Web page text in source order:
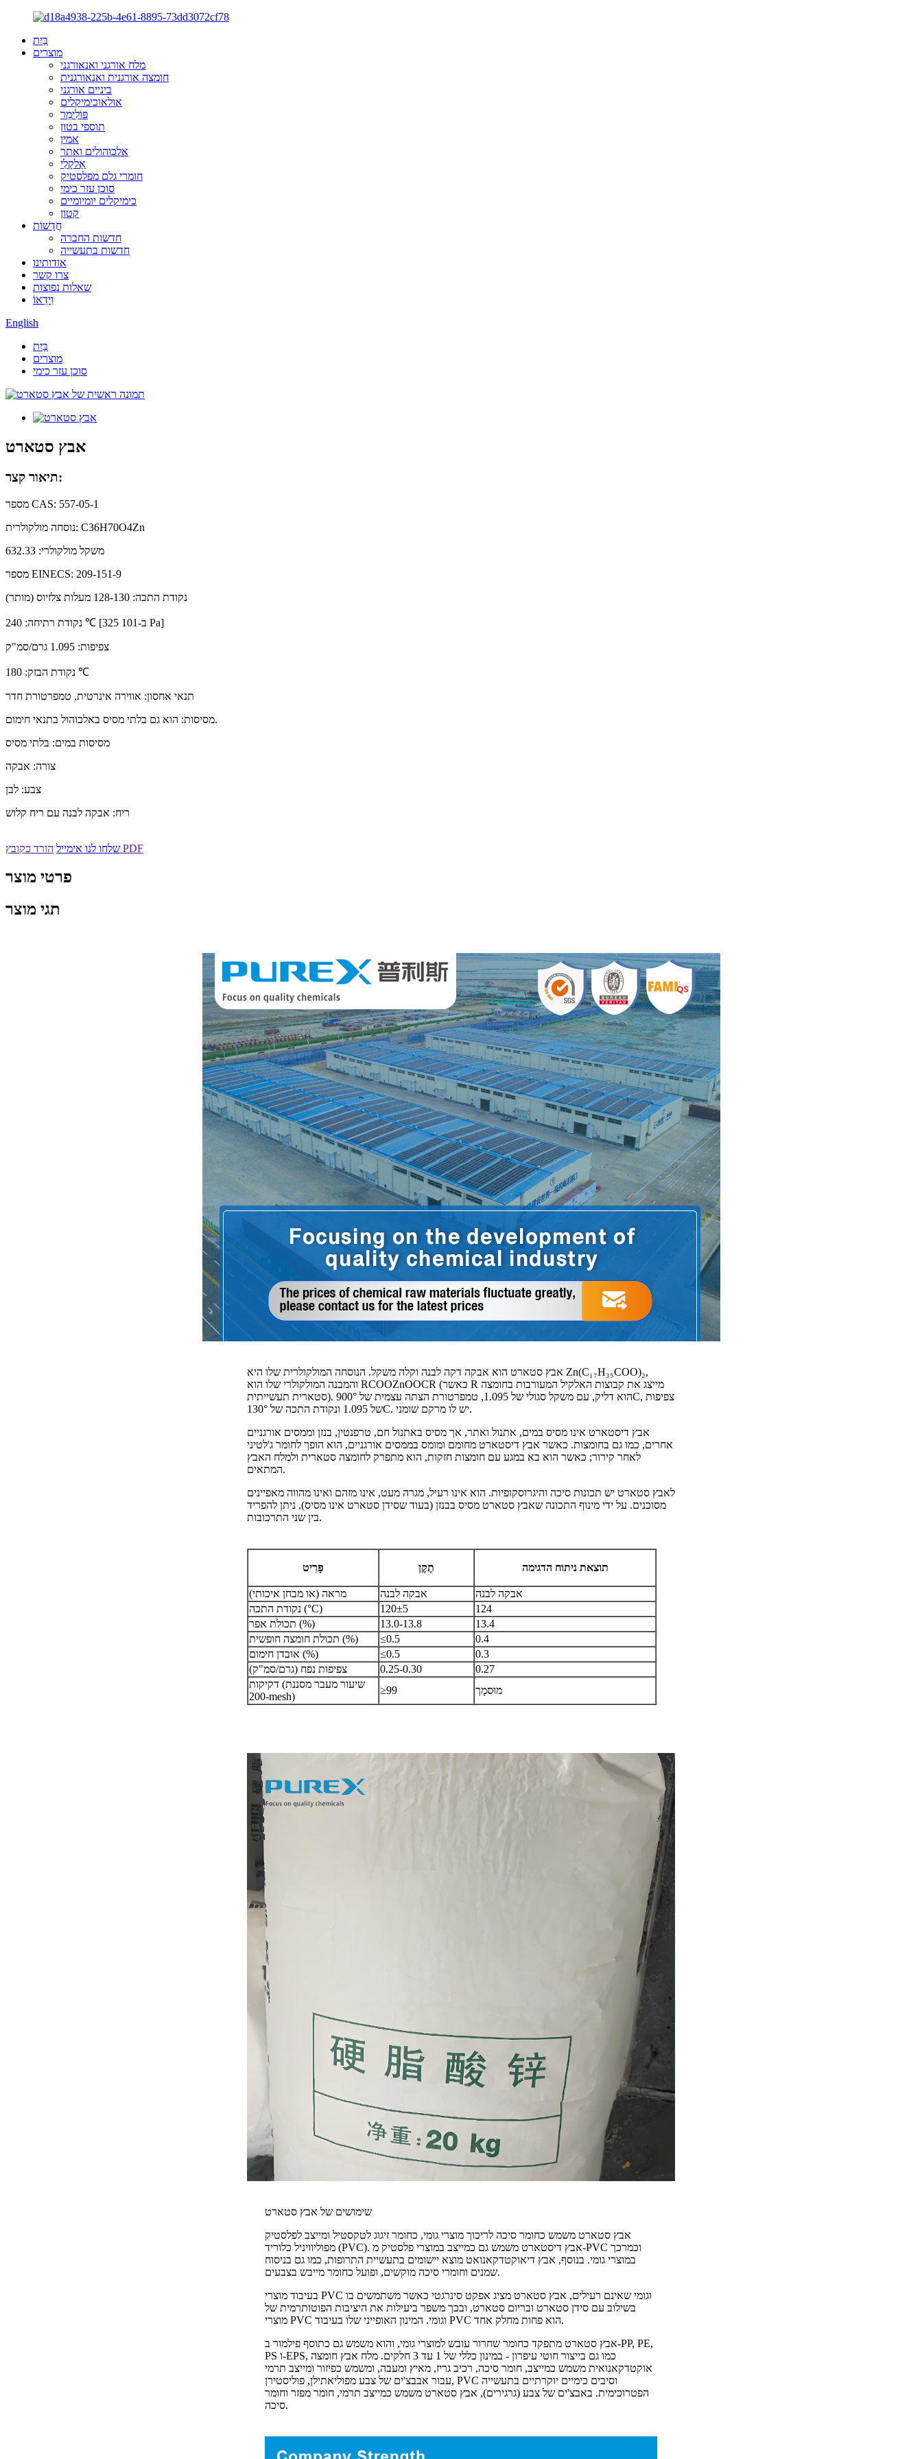
בַּיִת
מוצרים
מלח אורגני ואנאורגני
חומצה אורגנית ואנאורגנית
ביניים אורגני
אולאוכימיקלים
פּוֹלִימֵר
תוספי בטון
אמין
אלכוהולים ואתר
אַלקָלִי
חומרי גלם מפלסטיק
סוכן עזר כימי
כימיקלים יומיומיים
קטון
חֲדָשׁוֹת
חדשות החברה
חדשות בתעשייה
אודותינו
צרו קשר
שאלות נפוצות
וִידֵאוֹ
English
בַּיִת
מוצרים
סוכן עזר כימי
אבץ סטארט
תיאור קצר:
מספר CAS: 557-05-1
נוסחה מולקולרית: C36H70O4Zn
משקל מולקולרי: 632.33
מספר EINECS: 209-151-9
נקודת התכה: 128-130 מעלות צלזיוס (מותר)
נקודת רתיחה: 240 ℃ [ב-101 325 Pa]
צפיפות: 1.095 גרם/סמ"ק
נקודת הבזק: 180 ℃
תנאי אחסון: אווירה אינרטית, טמפרטורת חדר
מסיסות: הוא גם בלתי מסיס באלכוהול בתנאי חימום.
מסיסות במים: בלתי מסיס
צורה: אבקה
צבע: לבן
ריח: אבקה לבנה עם ריח קלוש
שלחו לנו אימייל הורד כקובץ PDF
פרטי מוצר
תגי מוצר
אבץ סטארט הוא אבקה דקה לבנה וקלה משקל. הנוסחה המולקולרית שלו היא Zn(C₁₇H₃₅COO)₂,
והמבנה המולקולרי שלו הוא RCOOZnOOCR (כאשר R מייצג את קבוצות האלקיל המעורבות בחומצה
סטארית תעשייתית). הוא דליק, עם משקל סגולי של 1.095, טמפרטורת הצתה עצמית של 900°C, צפיפות
של 1.095 ונקודת התכה של 130°C. יש לו מרקם שומני.
אבץ דיסטארט אינו מסיס במים, אתנול ואתר, אך מסיס באתנול חם, טרפנטין, בנזן וממסים אורגניים
אחרים, כמו גם בחומצות. כאשר אבץ דיסטארט מחומם ומומס בממסים אורגניים, הוא הופך לחומר ג'לטיני
לאחר קירור; כאשר הוא בא במגע עם חומצות חזקות, הוא מתפרק לחומצה סטארית ולמלח האבץ
המתאים.
לאבץ סטארט יש תכונות סיכה והיגרוסקופיות. הוא אינו רעיל, מגרה מעט, אינו מזהם ואינו מהווה מאפיינים
מסוכנים. על ידי מינוף התכונה שאבץ סטארט מסיס בבנזן (בעוד שסידן סטארט אינו מסיס), ניתן להפריד
בין שני התרכובות.
פָּרִיט תֶקֶן תוצאת ניתוח הדגימה
מראה (או מבחן איכותי) אבקה לבנה
אבקה לבנה
נקודת התכה (°C)
120±5
124
תכולת אפר (%)
13.0-13.8
13.4
תכולת חומצה חופשית (%)
≤0.5
0.4
אובדן חימום (%)
≤0.5
0.3
צפיפות נפח (גרם/סמ"ק)
0.25-0.30
0.27
דקיקות (שיעור מעבר מסננת
200-mesh)
≥99 מוּסמָך
שימושים של אבץ סטארט
אבץ סטארט משמש כחומר סיכה לריכוך מוצרי גומי, כחומר זיגוג לטקסטיל ומייצב לפלסטיק
מפוליוויניל כלוריד (PVC). אבץ דיסטארט משמש גם כמייצב במוצרי פלסטיק מ-PVC וכמרכך
במוצרי גומי. בנוסף, אבץ דיאוקטדקאנואט מוצא יישומים בתעשיית התרופות, כמו גם בניסוח
שמנים וחומרי סיכה מוקשים, ופועל כחומר מייבש בצבעים.
בעיבוד מוצרי PVC וגומי שאינם רעילים, אבץ סטארט מציג אפקט סינרגטי כאשר משתמשים בו
בשילוב עם סידן סטארט ובריום סטארט, ובכך משפר ביעילות את היציבות הפוטותרמית של
מוצרי PVC וגומי. המינון האופייני שלו בעיבוד PVC הוא פחות מחלק אחד.
אבץ סטארט מתפקד כחומר שחרור עובש למוצרי גומי, והוא משמש גם כתוסף פילמור ב-PP, PE,
PS ו-EPS, כמו גם בייצור חוטי עיפרון - במינון כללי של 1 עד 3 חלקים. מלח אבץ חומצה
אוקטדקאנואית משמש כמייצב, חומר סיכה, רכיב גריז, מאיץ ומעבה, ומשמש כפיזור ומייצב תרמי
עבור אבבצ'ים של צבע מפוליאתילן, פוליסטירן, PVC וסיבים כימיים יוקרתיים בתעשייה
הפטרוכימית. באבצ'ים של צבע (גרגירים), אבץ סטארט משמש כמייצב תרמי, חומר מפזר וחומר
סיכה.